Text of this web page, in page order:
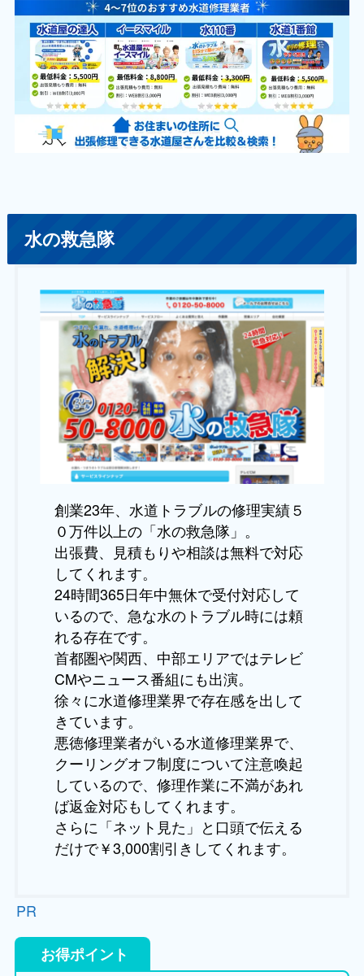
水の救急隊
創業23年、水道トラブルの修理実績５
０万件以上の「水の救急隊」。
出張費、見積もりや相談は無料で対応
してくれます。
24時間365日年中無休で受付対応して
いるので、急な水のトラブル時には頼
れる存在です。
首都圏や関西、中部エリアではテレビ
CMやニュース番組にも出演。
徐々に水道修理業界で存在感を出して
きています。
悪徳修理業者がいる水道修理業界で、
クーリングオフ制度について注意喚起
しているので、修理作業に不満があれ
ば返金対応もしてくれます。
さらに「ネット見た」と口頭で伝える
だけで￥3,000割引きしてくれます。
PR
お得ポイント